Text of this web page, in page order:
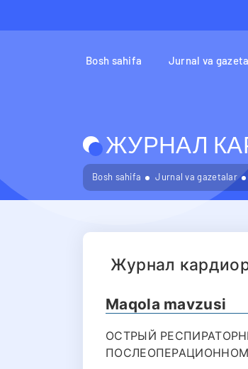
Bosh sahifa Jurnal va
ЖУРНАЛ
Bosh sahifa Jurnal va gazetalar
Журнал
Maqola mavzusi
ОСТРЫЙ
ПОСЛЕОПЕРАЦИОННОМ